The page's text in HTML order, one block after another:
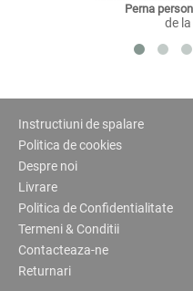
Perna
de
Instructiuni de spalare
Politica de cookies
Despre noi
Livrare
Politica de Confidentialitate
Termeni & Conditii
Contacteaza-ne
Returnari